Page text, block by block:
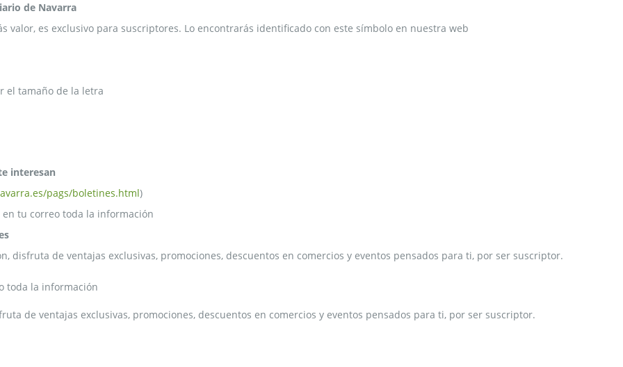
de Navarra
valor, es exclusivo para suscriptores. Lo encontrarás identificado con este símbolo en nuestra web
el tamaño de la letra
interesan
pags/boletines.html)
tu correo toda la información
disfruta de ventajas exclusivas, promociones, descuentos en comercios y eventos pensados para ti, por ser suscriptor.
toda la información
de ventajas exclusivas, promociones, descuentos en comercios y eventos pensados para ti, por ser suscriptor.